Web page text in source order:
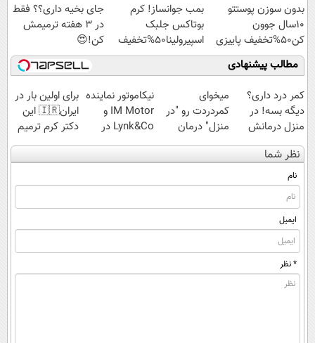
بدون سوزن پوستتو
10سال جوون
کن50%تخفیف پاییزی
بمب جوانساز! کرم
بوتاکس جلبک
اسپیرولینا50%تخفیف
جای بخیه داری؟؟ فقط
در 3 هفته ترمیمش
کن!😍
مطالب پیشنهادی
کمر درد داری؟
دیگه بسه! در
منزل درمانش
کن
(◀پرسش‌نامه)
میخوای
کمردردت رو "در
منزل" درمان
کنی؟ (◂فیلم +
نیکاموتور نماینده
IM Motor و
Lynk&Co در
ایران
برای اولین بار در
ایران🇮🇷 این
دکتر کرم ترمیم
کننده 23 روزه
نظر شما
نام
ایمیل
* نظر